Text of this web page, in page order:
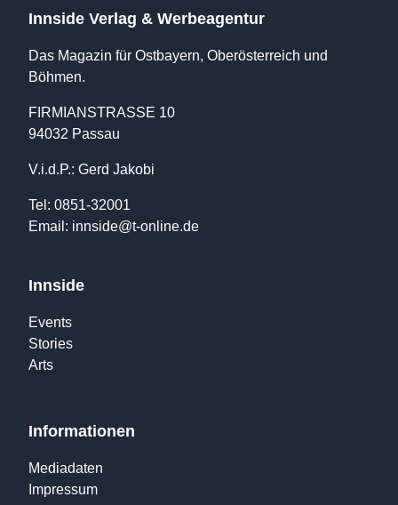
Innside Verlag & Werbeagentur
Das Magazin für Ostbayern, Oberösterreich und
Böhmen.
FIRMIANSTRASSE 10
94032 Passau
V.i.d.P.: Gerd Jakobi
Tel: 0851-32001
Email: innside@t-online.de
Innside
Events
Stories
Arts
Informationen
Mediadaten
Impressum